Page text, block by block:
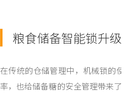
粮食储备智能锁升级
在传统的仓储管理中，机械锁的
率，也给储备糖的安全管理带来了